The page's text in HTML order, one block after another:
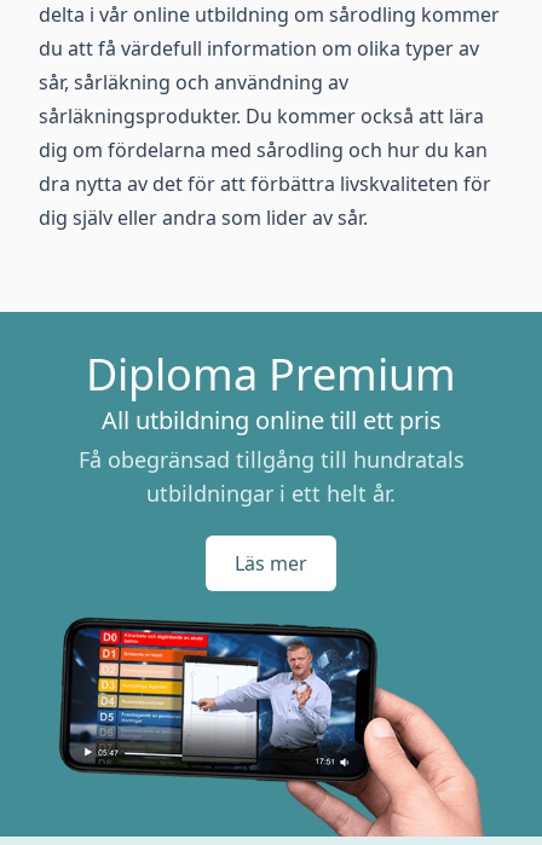
delta i vår online utbildning om sårodling kommer
du att få värdefull information om olika typer av
sår, sårläkning och användning av
sårläkningsprodukter. Du kommer också att lära
dig om fördelarna med sårodling och hur du kan
dra nytta av det för att förbättra livskvaliteten för
dig själv eller andra som lider av sår.
Diploma Premium
All utbildning online till ett pris
Få obegränsad tillgång till hundratals
utbildningar i ett helt år.
Läs mer